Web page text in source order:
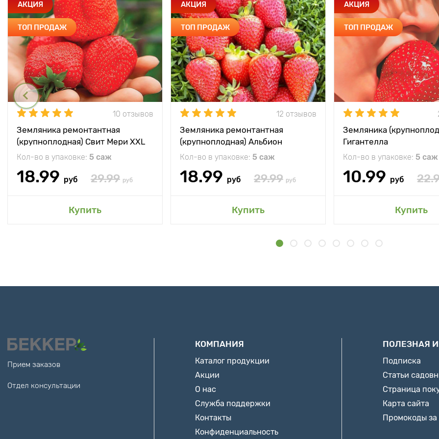
АКЦИЯ
ТОП ПРОДАЖ
10 отзывов
Земляника ремонтантная
(крупноплодная) Свит Мери XXL
Кол-во в упаковке: 5 саж
18.99 руб 29.99 руб
Купить
АКЦИЯ
ТОП ПРОДАЖ
12 отзывов
Земляника ремонтантная
(крупноплодная) Альбион
Кол-во в упаковке: 5 саж
18.99 руб 29.99 руб
Купить
АКЦИЯ
ТОП ПРОДАЖ
Земляника
Гигантелла
Кол-во в упаковке: 5 саж
10.99 руб
Купить
Прием заказов
Отдел консультации
КОМПАНИЯ
Каталог продукции
Акции
О нас
Служба поддержки
Контакты
Конфиденциальность
ПОЛЕЗНАЯ
Подписка
Статьи
Страница
Карта сайта
Промокоды за